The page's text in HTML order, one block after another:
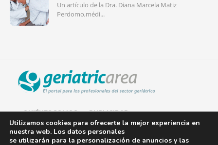
Un artículo de la Dra. Diana Marcela Matiz
Perdomo,médi...
QUIÉNES SOMOS PUBLICIDAD
AVISO LEGAL
Utilizamos cookies para ofrecerte la mejor experiencia en
nuestra web. Los datos personales
se utilizarán para la personalización de anuncios y las